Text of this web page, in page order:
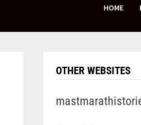
HOME
OTHER WEBSITES